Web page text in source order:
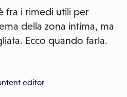
fra i rimedi utili per
della zona intima, ma
Ecco quando farla.
editor